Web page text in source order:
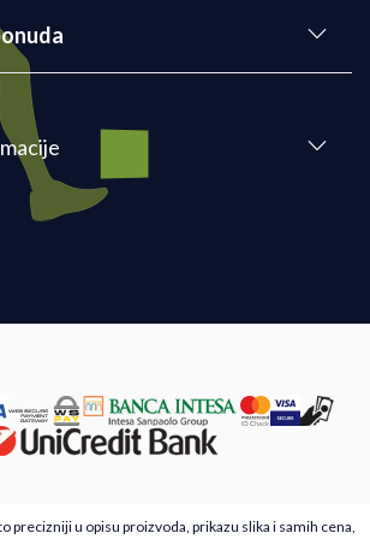
posetite sajtove za druge zemlje
precizniji u opisu proizvoda, prikazu slika i samih cena,